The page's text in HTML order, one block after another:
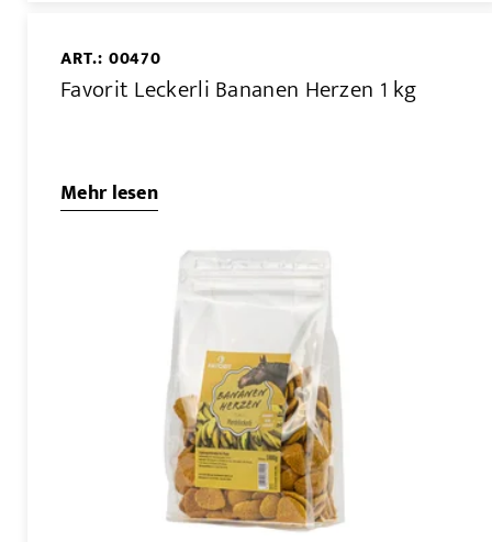
ART.: 00470
Favorit Leckerli Bananen Herzen 1 kg
Mehr lesen